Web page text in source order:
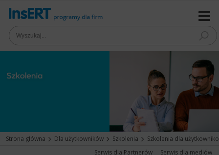
Strona główna Dla użytkowników Szkolenia
Szkolenia dla
Serwis dla Partnerów
Serwis dla mediów